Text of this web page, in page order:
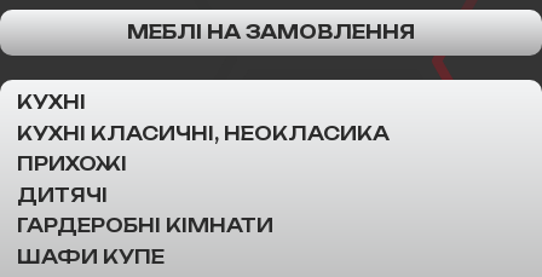
МЕБЛІ НА ЗАМОВЛЕННЯ
КУХНІ
КУХНІ КЛАСИЧНІ, НЕОКЛАСИКА
ПРИХОЖІ
ДИТЯЧІ
ГАРДЕРОБНІ КІМНАТИ
ШАФИ КУПЕ